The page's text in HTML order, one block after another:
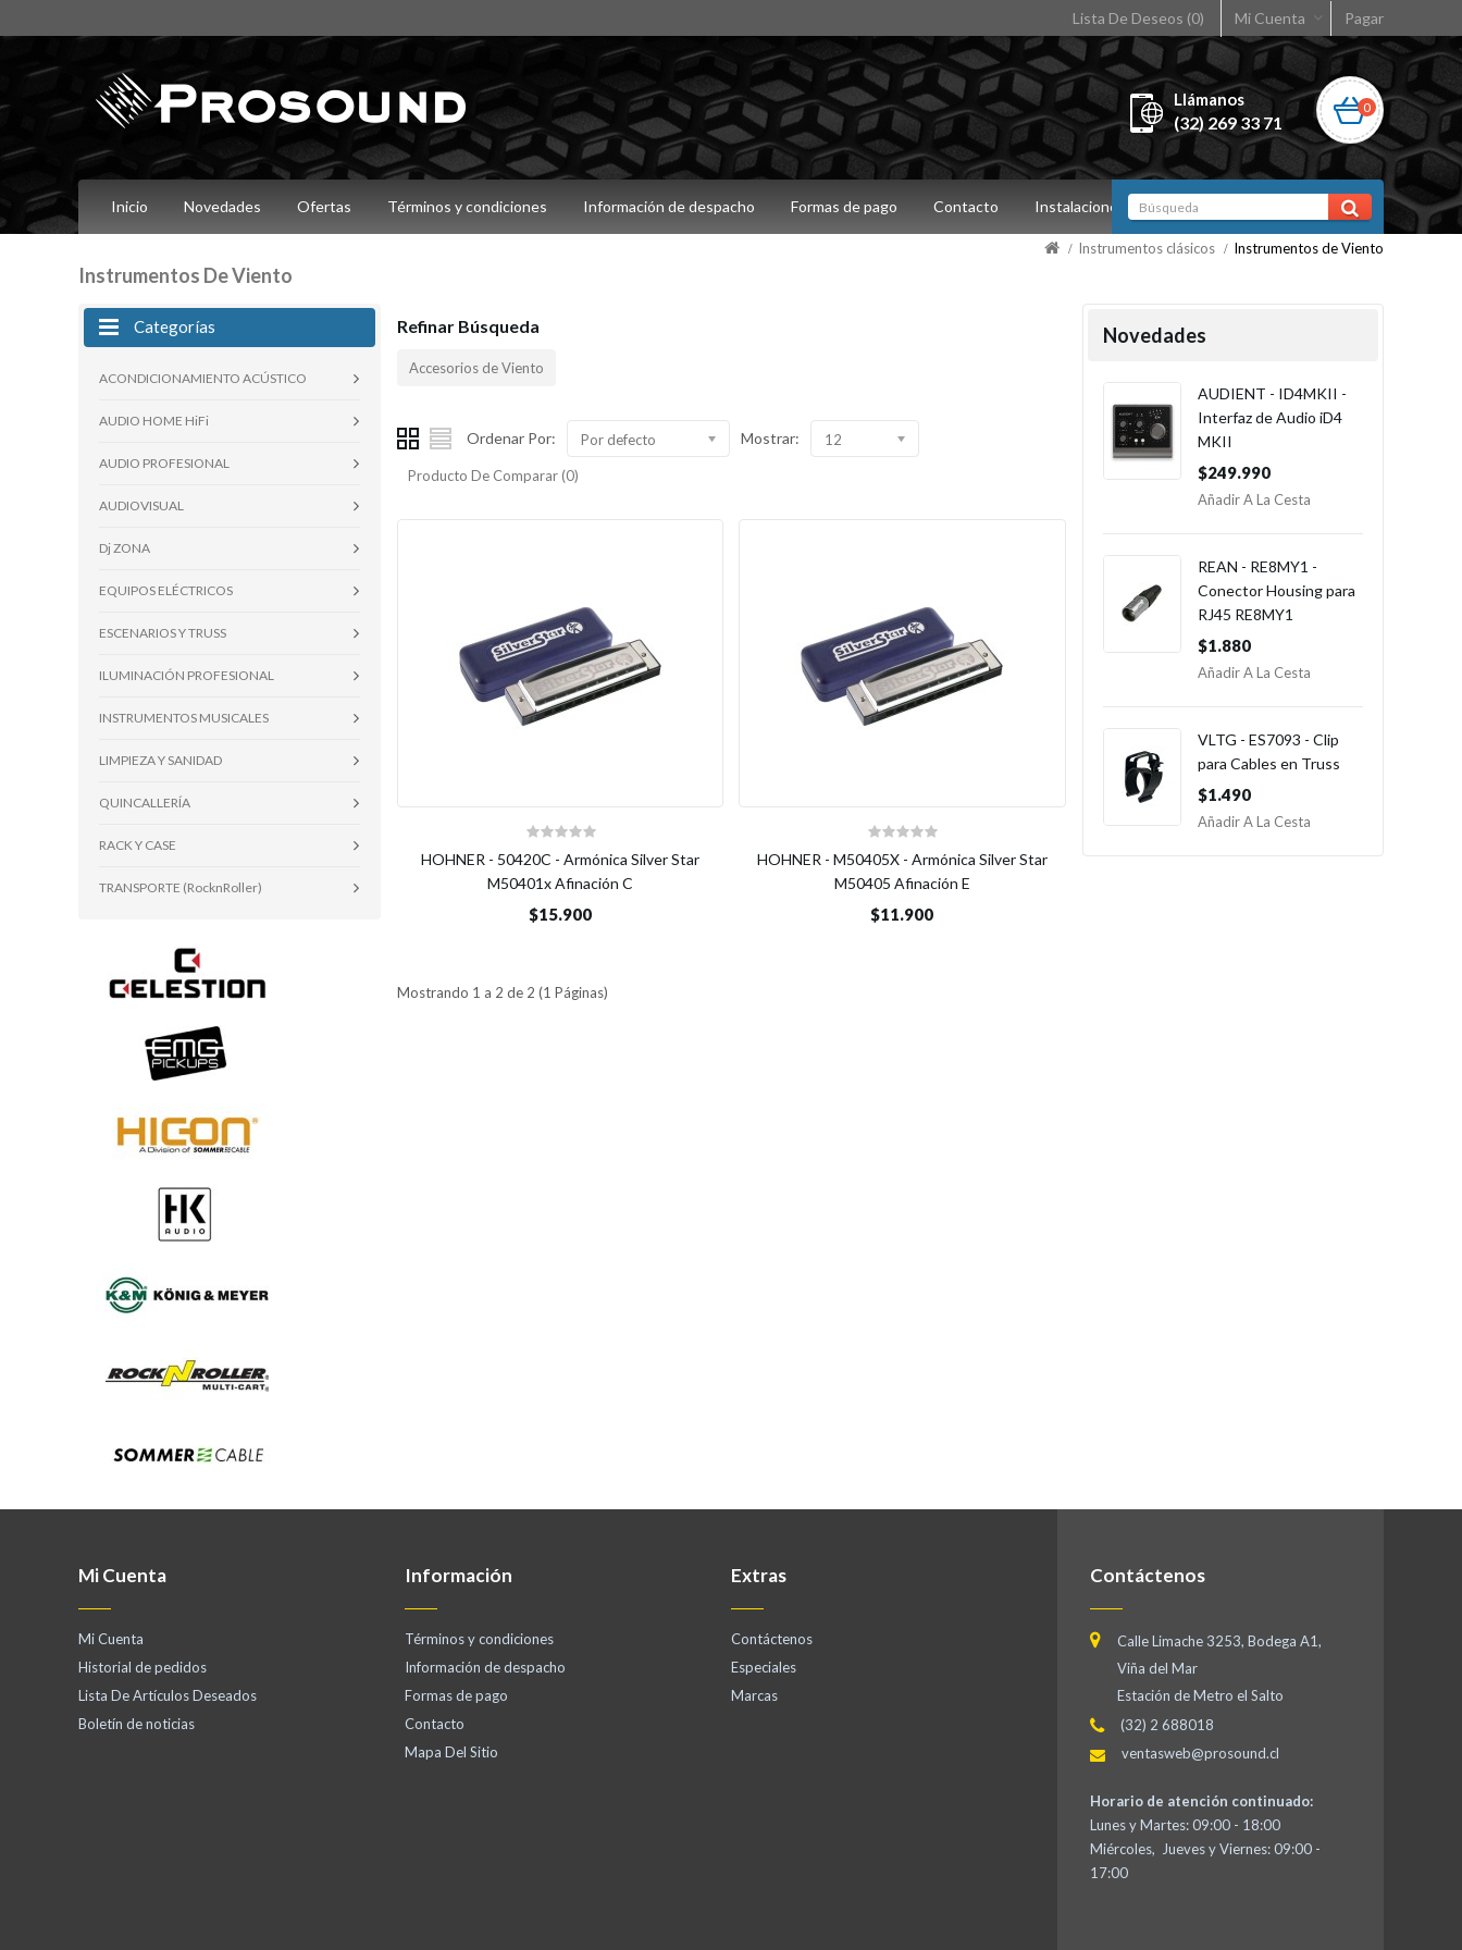
Lista De Deseos (0) Mi Cuenta Pagar
Llámanos
(32) 269 33 71
0
Inicio Novedades Ofertas Términos y condiciones Información de despacho Formas de pago Contacto Instalaciones
Instrumentos De Viento
Instrumentos clásicos Instrumentos de Viento
Categorías
ACONDICIONAMIENTO ACÚSTICO
AUDIO HOME HiFi
AUDIO PROFESIONAL
AUDIOVISUAL
Dj ZONA
EQUIPOS ELÉCTRICOS
ESCENARIOS Y TRUSS
ILUMINACIÓN PROFESIONAL
INSTRUMENTOS MUSICALES
LIMPIEZA Y SANIDAD
QUINCALLERÍA
RACK Y CASE
TRANSPORTE (RocknRoller)
Refinar Búsqueda
Accesorios de Viento
Ordenar Por: Por defecto Mostrar: 12
Producto De Comparar (0)
HOHNER - 50420C - Armónica Silver Star
M50401x Afinación C
$15.900
HOHNER - M50405X - Armónica Silver Star
M50405 Afinación E
$11.900
Mostrando 1 a 2 de 2 (1 Páginas)
Novedades
AUDIENT - ID4MKII -
Interfaz de Audio iD4
MKII
$249.990
Añadir A La Cesta
REAN - RE8MY1 -
Conector Housing para
RJ45 RE8MY1
$1.880
Añadir A La Cesta
VLTG - ES7093 - Clip
para Cables en Truss
$1.490
Añadir A La Cesta
Mi Cuenta
Mi Cuenta
Historial de pedidos
Lista De Artículos Deseados
Boletín de noticias
Información
Términos y condiciones
Información de despacho
Formas de pago
Contacto
Mapa Del Sitio
Extras
Contáctenos
Especiales
Marcas
Contáctenos
Calle Limache 3253, Bodega A1,
Viña del Mar
Estación de Metro el Salto
(32) 2 688018
ventasweb@prosound.cl
Horario de atención continuado:
Lunes y Martes: 09:00 - 18:00
Miércoles, Jueves y Viernes: 09:00 -
17:00